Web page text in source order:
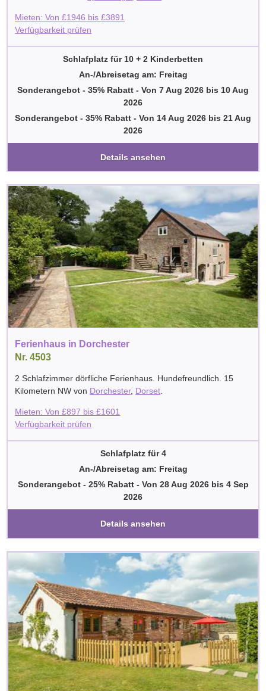
Mieten: Von£1946 bis£3891
Verfügbarkeit prüfen
Schlafplatz für 10 + 2 Kinderbetten
An-/Abreisetag am: Freitag
Sonderangebot - 35% Rabatt - Von 7 Aug 2026 bis 10 Aug
2026
Sonderangebot - 35% Rabatt - Von 14 Aug 2026 bis 21 Aug
2026
Details ansehen
Ferienhaus in Dorchester
Nr. 4503
2 Schlafzimmer dörfliche Ferienhaus. Hundefreundlich. 15
Kilometern NW von Dorchester, Dorset.
Mieten: Von£897 bis£1601
Verfügbarkeit prüfen
Schlafplatz für 4
An-/Abreisetag am: Freitag
Sonderangebot - 25% Rabatt- Von 28 Aug 2026bis 4 Sep
2026
Details ansehen